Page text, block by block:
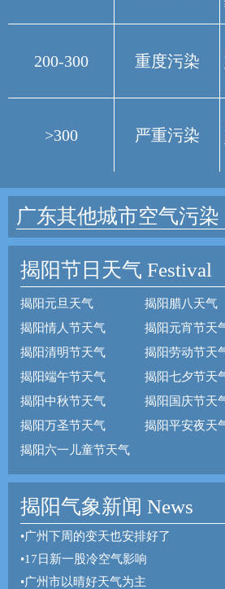
200-300 重度污染
>300 严重污染
广东其他城市空气污染
揭阳节日天气 Festival
揭阳元旦天气 揭阳腊八天气
揭阳情人节天气
揭阳元宵节天
揭阳清明节天气
揭阳劳动节天
揭阳端午节天气
揭阳七夕节天
揭阳中秋节天气
揭阳国庆节天
揭阳万圣节天气
揭阳平安夜天
揭阳六一儿童节天气
揭阳气象新闻 News
•广州下周的变天也安排好了
•17日新一股冷空气影响
•广州市以晴好天气为主